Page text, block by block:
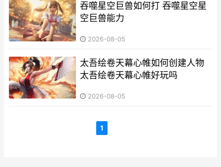
吞噬星空巨兽如何打 吞噬星空星
空巨兽能力
2026-08-05
太吾绘卷天幕心帷如何创建人物
太吾绘卷天幕心帷好玩吗
2026-08-05
1